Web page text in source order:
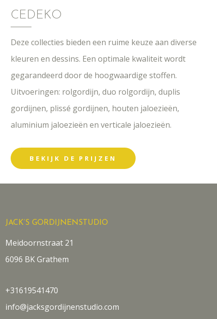
CEDEKO
Deze collecties bieden een ruime keuze aan diverse
kleuren en dessins. Een optimale kwaliteit wordt
gegarandeerd door de hoogwaardige stoffen.
Uitvoeringen: rolgordijn, duo rolgordijn, duplis
gordijnen, plissé gordijnen, houten jaloezieën,
aluminium jaloezieën en verticale jaloezieën.
BEKIJK DE PRIJZEN
JACK’S GORDIJNENSTUDIO
Meidoornstraat 21
6096 BK Grathem
+31619541470
info@jacksgordijnenstudio.com